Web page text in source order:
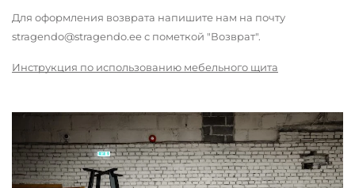
Для оформления возврата напишите нам на почту
stragendo@stragendo.ee с пометкой "Возврат".
Инструкция по использованию мебельного щита